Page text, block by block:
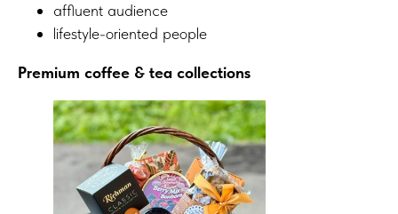
affluent audience
lifestyle-oriented people
Premium coffee & tea collections